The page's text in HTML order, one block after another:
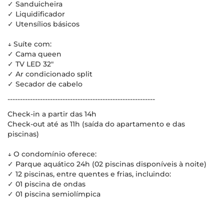
✓ Sanduicheira
✓ Liquidificador
✓ Utensílios básicos
↓ Suíte com:
✓ Cama queen
✓ TV LED 32"
✓ Ar condicionado split
✓ Secador de cabelo
-----------------------------------------------------------
Check-in a partir das 14h
Check-out até as 11h (saída do apartamento e das
piscinas)
↓ O condomínio oferece:
✓ Parque aquático 24h (02 piscinas disponíveis à noite)
✓ 12 piscinas, entre quentes e frias, incluindo:
✓ 01 piscina de ondas
✓ 01 piscina semiolímpica